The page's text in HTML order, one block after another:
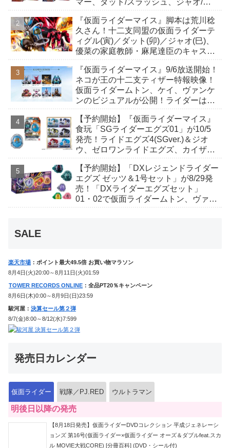
も！
『仮面ライダーマイス』脚本は荒川稔
久さん！十二支同盟の仮面ライダーテ
ィグル(寅)／ダット(卯)／ジャオ(巳)、
優菜の家庭教師・麻尾達臣のキャスト
んも変身！
『仮面ライダーマイス』9/6放送開始！
ネコが王の十二支ティザー特報映像！
仮面ライダームトン、ケイ、ヴァンケ
ンのビジュアルが公開！ライダーは子
【予約開始】『仮面ライダーマイス』
食玩「SGライダーエグズ01」が10/5
発売！ライドエグズ4(SGver.)＆ジオ
ウ、ゼロワンライドエグズ、カイザ、
【予約開始】「DXレジェンドライダー
エグズ ゼッツ＆1号セット」が8/29発
売！「DXライダーエグズセット」
01・02で仮面ライダームトン、ヴァン
SALE
楽天市場 ：ポイント最大49.5倍 お買い物マラソン
8月4日(火)20:00～8月11日(火)01:59
TOWER RECORDS ONLINE ：全品PT20％キャンペーン
8月6日(木)0:00～8月9日(日)23:59
駿河屋： 決算セール第２弾
8/7(金)8:00～8/12(水)7:599
発売日カレンダー
仮面ライダー 戦隊／PJ.RED ウルトラマン
明後日以降の発売
【8月18日発売】仮面ライダーDVDコレクション 平成ジェネレーシ
ョンズ 第16号(仮面ライダー×仮面ライダー オーズ＆ダブルfeat.スカ
ル MOVIE大戦CORE) [分冊百科] (DVD・シール付)